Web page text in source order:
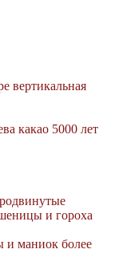
вертикальная
какао 5000 лет
и гороха
маниок более